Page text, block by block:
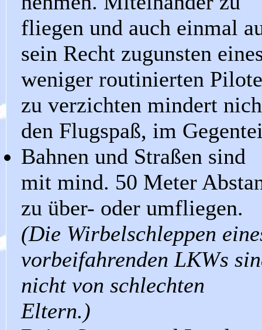
fliegen und auch einmal
sein Recht zugunsten
weniger routinierten
zu verzichten mindert
den Flugspaß, im
Bahnen und Straßen sind
mit mind. 50 Meter
zu über- oder umfliegen.
(Die Wirbelschleppen
vorbeifahrenden LKWs
nicht von schlechten
Eltern.)